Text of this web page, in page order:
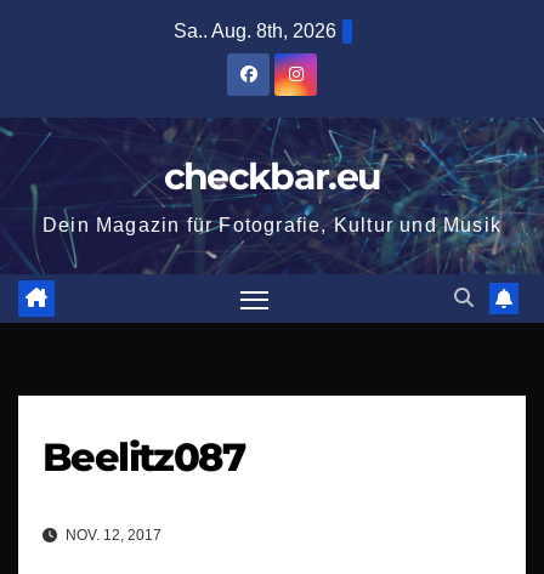
Sa.. Aug. 8th, 2026
checkbar.eu
Dein Magazin für Fotografie, Kultur und Musik
Beelitz087
NOV. 12, 2017